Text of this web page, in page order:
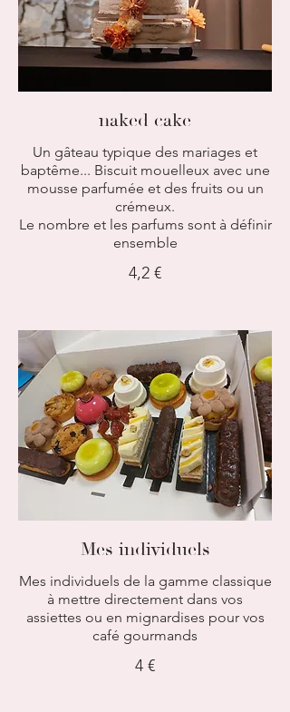
naked cake
Un gâteau typique des mariages et
baptême... Biscuit mouelleux avec une
mousse parfumée et des fruits ou un
crémeux.
Le nombre et les parfums sont à définir
ensemble
4,2 €
Mes individuels
Mes individuels de la gamme classique
à mettre directement dans vos
assiettes ou en mignardises pour vos
café gourmands
4 €